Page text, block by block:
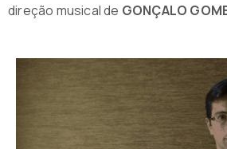
direção musical de GONÇALO